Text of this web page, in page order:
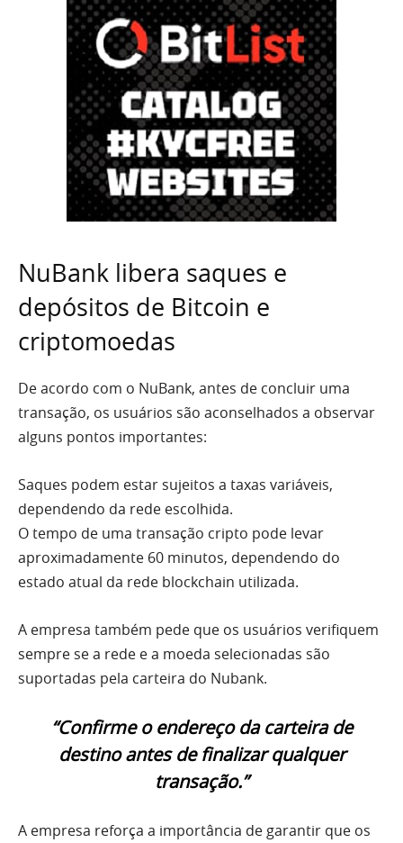
NuBank libera saques e
depósitos de Bitcoin e
criptomoedas
De acordo com o NuBank, antes de concluir uma
transação, os usuários são aconselhados a observar
alguns pontos importantes:
Saques podem estar sujeitos a taxas variáveis,
dependendo da rede escolhida.
O tempo de uma transação cripto pode levar
aproximadamente 60 minutos, dependendo do
estado atual da rede blockchain utilizada.
A empresa também pede que os usuários verifiquem
sempre se a rede e a moeda selecionadas são
suportadas pela carteira do Nubank.
“Confirme o endereço da carteira de
destino antes de finalizar qualquer
transação.”
A empresa reforça a importância de garantir que os